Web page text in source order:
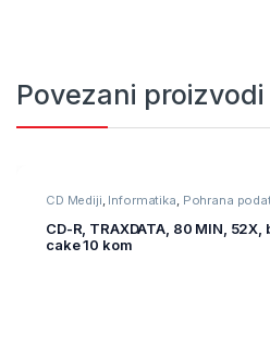
Povezani proizvodi
CD Mediji, Informatika, Pohrana
CD-R, TRAXDATA, 80 MIN, 52X,
cake 10 kom